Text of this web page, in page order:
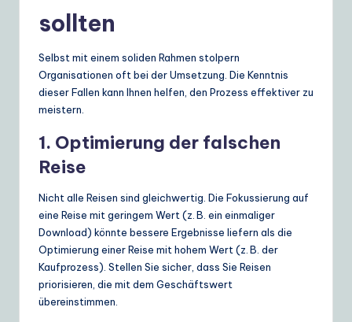
sollten
Selbst mit einem soliden Rahmen stolpern
Organisationen oft bei der Umsetzung. Die Kenntnis
dieser Fallen kann Ihnen helfen, den Prozess effektiver zu
meistern.
1. Optimierung der falschen
Reise
Nicht alle Reisen sind gleichwertig. Die Fokussierung auf
eine Reise mit geringem Wert (z. B. ein einmaliger
Download) könnte bessere Ergebnisse liefern als die
Optimierung einer Reise mit hohem Wert (z. B. der
Kaufprozess). Stellen Sie sicher, dass Sie Reisen
priorisieren, die mit dem Geschäftswert
übereinstimmen.